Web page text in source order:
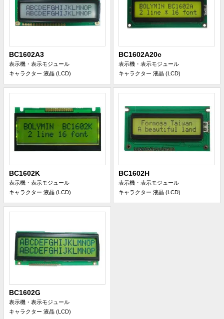
BC1602A3
表示機・表示モジュール
キャラクター 液晶 (LCD)
BC1602A20c
表示機・表示モジュール
キャラクター 液晶 (LCD)
BC1602K
表示機・表示モジュール
キャラクター 液晶 (LCD)
BC1602H
表示機・表示モジュール
キャラクター 液晶 (LCD)
BC1602G
表示機・表示モジュール
キャラクター 液晶 (LCD)